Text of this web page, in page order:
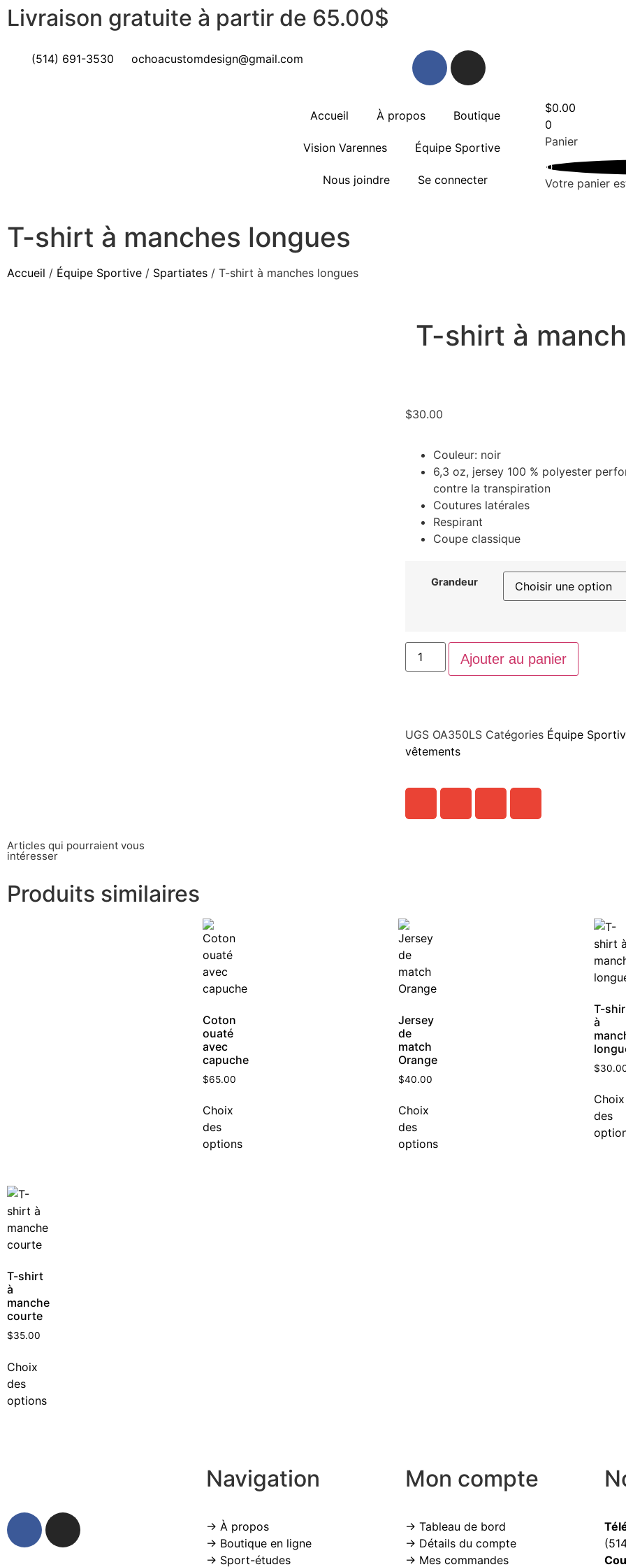
Livraison gratuite à partir de 65.00$
(514) 691-3530 ochoacustomdesign@gmail.com
Accueil À propos Boutique
Vision Varennes Équipe Sportive
Nous joindre Se connecter
$0.00
0
Panier
0
Votre panier
T-shirt à manches longues
Accueil / Équipe Sportive / Spartiates / T-shirt à manches longues
T-shirt à
$30.00
Couleur: noir
6,3 oz, jersey 100 % polyester
contre la transpiration
Coutures latérales
Respirant
Coupe classique
Grandeur
Ajouter au panier
UGS OA350LS Catégories Équipe
vêtements
Articles qui pourraient vous
intéresser
Produits similaires
Coton
ouaté
avec
capuche
$65.00
Choix
des
options
Jersey
de
match
Orange
$40.00
Choix
des
options
T-
à
$
Choix
des
T-shirt
à
manche
courte
$35.00
Choix
des
options
Navigation
→ À propos
→ Boutique en ligne
→ Sport-études
Mon compte
→ Tableau de bord
→ Détails du compte
→ Mes commandes